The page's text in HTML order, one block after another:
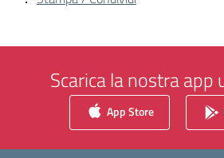
Scarica la nostra app
App Store